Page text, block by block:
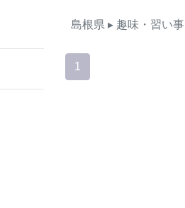
島根県 ▸ 趣味・習い事
1